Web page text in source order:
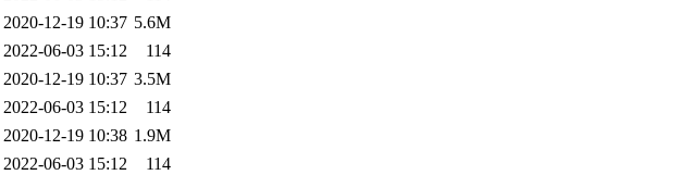
2020-12-19 10:37 5.6M
2022-06-03 15:12
114
2020-12-19 10:37 3.5M
2022-06-03 15:12
114
2020-12-19 10:38 1.9M
2022-06-03 15:12
114